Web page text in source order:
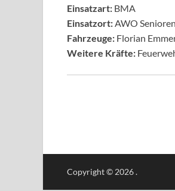
Einsatzart: BMA
Einsatzort:AWO
Fahrzeuge: Florian
Weitere Kräfte:
Copyright © 2026.